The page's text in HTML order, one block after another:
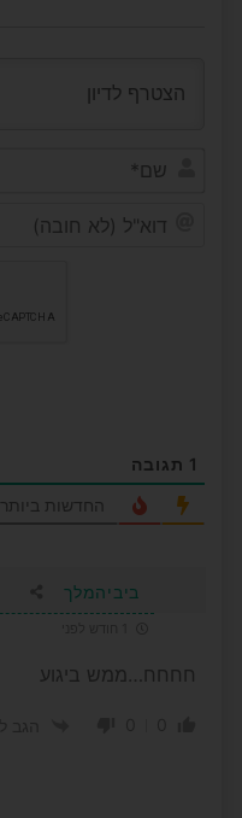
1 תגובה
החדשות ביותר
ביביהמלך
חחחח…ממש ביגוע